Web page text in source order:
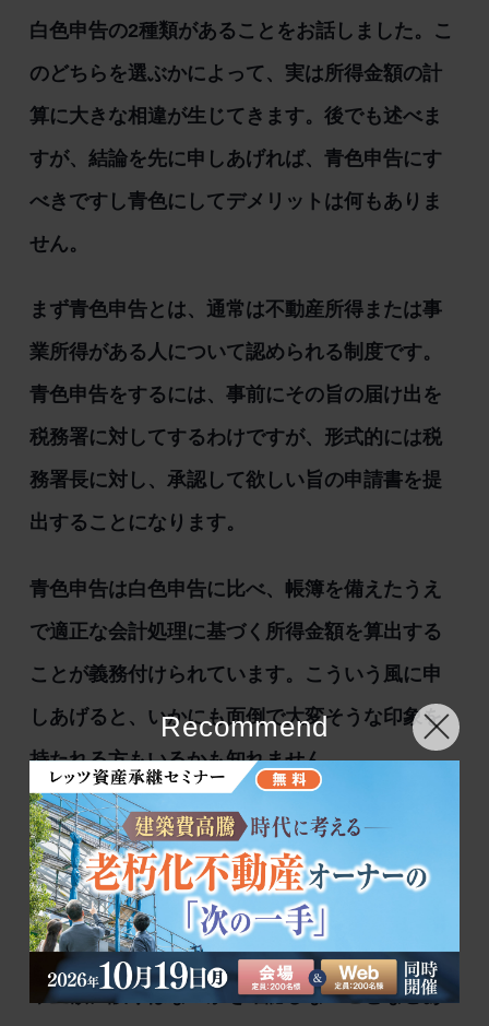
白色申告の2種類があることをお話しました。こ
のどちらを選ぶかによって、実は所得金額の計
算に大きな相違が生じてきます。後でも述べま
すが、結論を先に申しあげれば、青色申告にす
べきですし青色にしてデメリットは何もありま
せん。
まず青色申告とは、通常は不動産所得または事
業所得がある人について認められる制度です。
青色申告をするには、事前にその旨の届け出を
税務署に対してするわけですが、形式的には税
務署長に対し、承認して欲しい旨の申請書を提
出することになります。
青色申告は白色申告に比べ、帳簿を備えたうえ
で適正な会計処理に基づく所得金額を算出する
ことが義務付けられています。こういう風に申
しあげると、いかにも面倒で大変そうな印象を
持たれる方もいるかも知れません。
しかし、よく考えてみれば賃貸収入を申告する
場合、何らの準備をせずに計算などできるはず
もありません。オーナーとしては家賃や地代に
未収はないか、支払いを請求された項目の内容
や金額に誤りはないかを確認しないことなどあ
Recommend